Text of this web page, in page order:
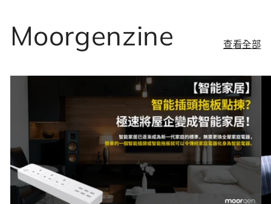
Moorgenzine 查看全部